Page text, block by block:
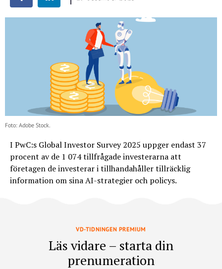
Foto: Adobe Stock.
I PwC:s Global Investor Survey 2025 uppger endast 37
procent av de 1 074 tillfrågade investerarna att
företagen de investerar i tillhandahåller tillräcklig
information om sina AI-strategier och policys.
VD-TIDNINGEN PREMIUM
Läs vidare – starta din
prenumeration